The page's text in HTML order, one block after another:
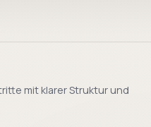
mit klarer Struktur und